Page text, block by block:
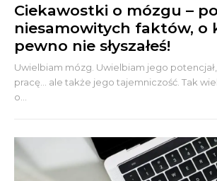
Ciekawostki o mózgu –
niesamowitych faktów, o
pewno nie słyszałeś!
Uwielbiam mózg. Uwielbiam jego
pracę... ale także jego tajemniczość. Tak
o...